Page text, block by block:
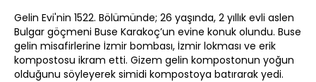
Gelin Evi'nin 1522. Bölümünde; 26 yaşında, 2 yıllık evli aslen
Bulgar göçmeni Buse Karakoç’un evine konuk olundu. Buse
gelin misafirlerine İzmir bombası, İzmir lokması ve erik
kompostosu ikram etti. Gizem gelin kompostonun yoğun
olduğunu söyleyerek simidi kompostoya batırarak yedi.